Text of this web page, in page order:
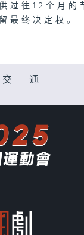
过往12个月的
最终决定权。
交 通